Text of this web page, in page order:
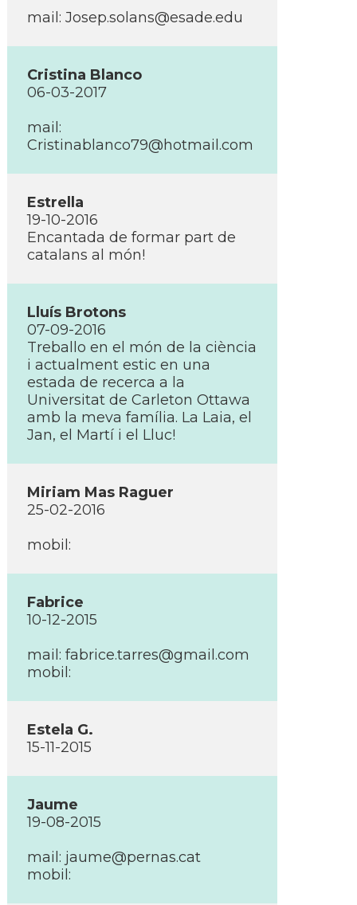
mail: Josep.solans@esade.edu
Cristina Blanco
06-03-2017
mail:
Cristinablanco79@hotmail.com
Estrella
19-10-2016
Encantada de formar part de
catalans al món!
Lluí­s Brotons
07-09-2016
Treballo en el món de la ciència
i actualment estic en una
estada de recerca a la
Universitat de Carleton Ottawa
amb la meva famí­lia. La Laia, el
Jan, el Martí­ i el Lluc!
Miriam Mas Raguer
25-02-2016
mobil:
Fabrice
10-12-2015
mail: fabrice.tarres@gmail.com
mobil:
Estela G.
15-11-2015
Jaume
19-08-2015
mail: jaume@pernas.cat
mobil: